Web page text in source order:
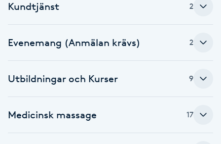
Balayage
Bambumassage
Kundtjänst 2
Evenemang (Anmälan krävs) 2
Utbildningar och Kurser 9
Medicinsk massage 17